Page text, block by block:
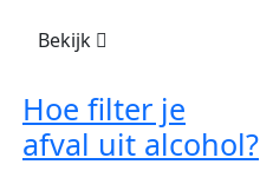
Bekijk
Hoe filter je
afval uit alcohol?